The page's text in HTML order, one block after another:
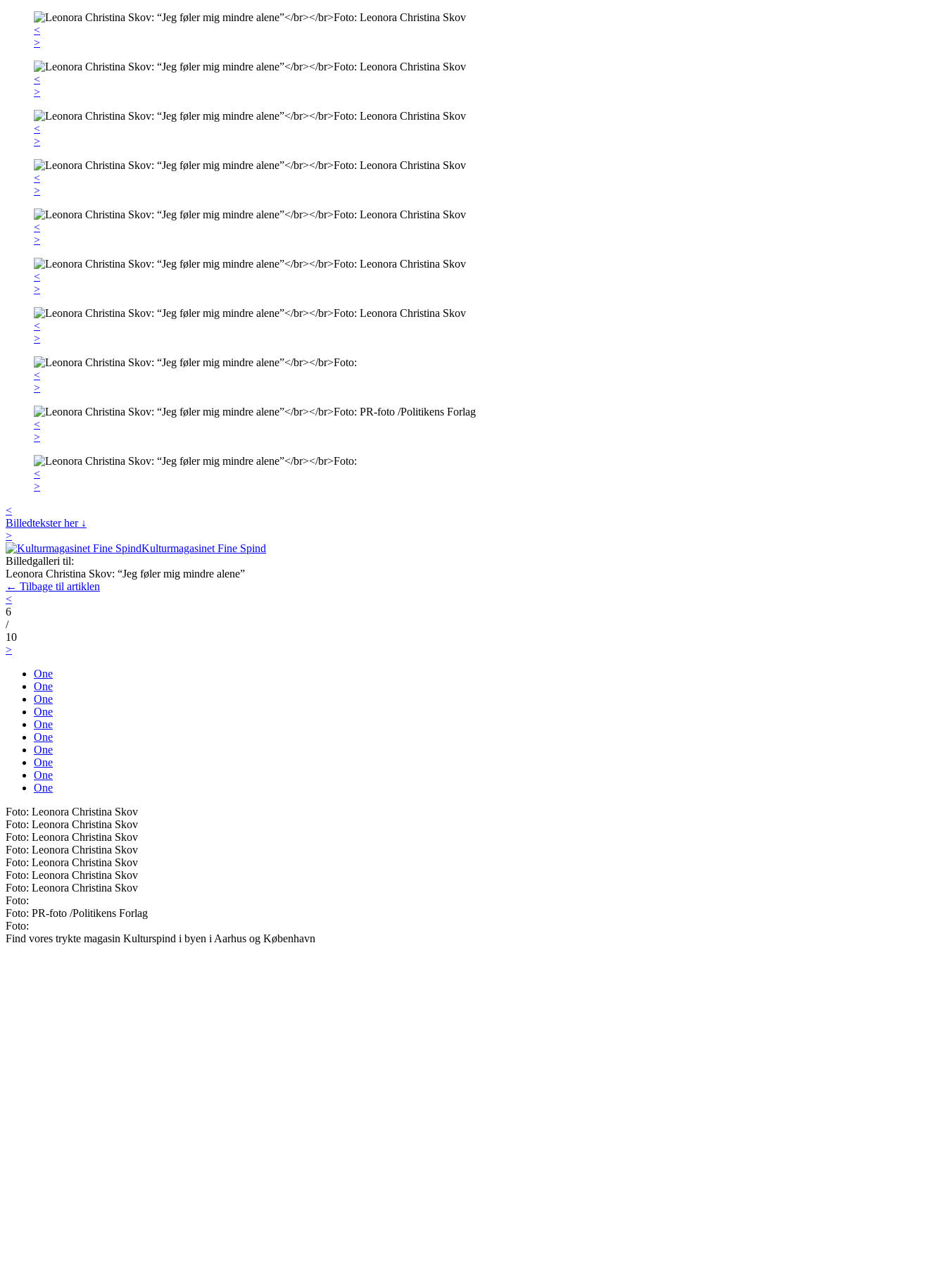
<
>
<
>
<
>
<
>
<
>
<
>
<
>
<
>
<
>
<
>
<
Billedtekster her ↓
>
Kulturmagasinet Fine Spind
Billedgalleri til:
Leonora Christina Skov: “Jeg føler mig mindre alene”
← Tilbage til artiklen
<
6
/
10
>
One
One
One
One
One
One
One
One
One
One
Foto: Leonora Christina Skov
Foto: Leonora Christina Skov
Foto: Leonora Christina Skov
Foto: Leonora Christina Skov
Foto: Leonora Christina Skov
Foto: Leonora Christina Skov
Foto: Leonora Christina Skov
Foto:
Foto: PR-foto /Politikens Forlag
Foto:
Find vores trykte magasin Kulturspind i byen i Aarhus og København